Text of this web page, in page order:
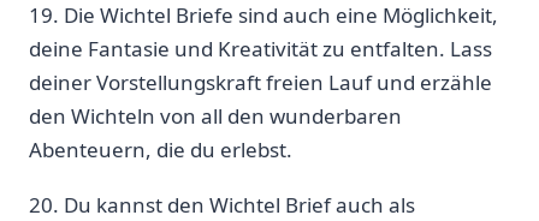
19. Die Wichtel Briefe sind auch eine Möglichkeit,
deine Fantasie und Kreativität zu entfalten. Lass
deiner Vorstellungskraft freien Lauf und erzähle
den Wichteln von all den wunderbaren
Abenteuern, die du erlebst.
20. Du kannst den Wichtel Brief auch als